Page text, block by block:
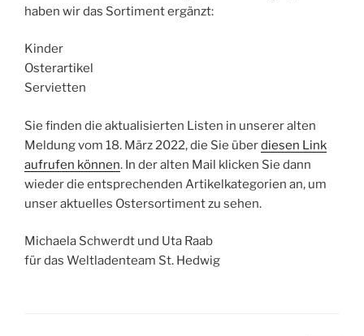
haben wir das Sortiment ergänzt:
Kinder
Osterartikel
Servietten
Sie finden die aktualisierten Listen in unserer alten
Meldung vom 18. März 2022, die Sie überdiesen Link
aufrufen können. In der alten Mail klicken Sie dann
wieder die entsprechenden Artikelkategorien an, um
unser aktuelles Ostersortiment zu sehen.
Michaela Schwerdt und Uta Raab
für das Weltladenteam St. Hedwig